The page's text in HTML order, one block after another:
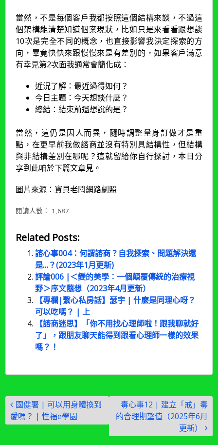
當然，不是每個客戶我都按照這個結構來談，不過這
個架構能清楚知道個案現狀，比如只是來看看跟想談
10次是完全不同的概念，也直接影響我決定探索的方
向，畢竟快快來跟慢慢來是有差別的，如果客戶滿意
有幸見第2次面我通常會簡化成：
近況了解：最近過得如何？
今日主題：今天想談什麼？
總結：結束前還想說的是？
當然，這仍是因人而異，隨時調整量身訂做才是重
點，在更早前我做諮商並沒有特別具結構性，但結構
與非結構差別在哪呢？這就留給你自行探討，本日分
享到此咱於下篇文章見。
圖片來源：寶貝老闆網路劇照
閱讀人數： 1,687
Related Posts:
諮心事004：何謂諮商？自我探索、問題解決還
是…？(2023年1月更新)
評論006 |＜變的美學︰一個顛覆傳統的治療視
野＞序文隨想（2023年4月更新）
【專欄|繫心私房話】瑟宇 | 什麼是同理心呀？
可以吃嗎？ | 上
【諮商迷思】「你不用找心理師啦！跟我聊就好
了」，跟朋友聊天能得到跟看心理師一樣的效果
嗎？！
文
章
導
國健署 | 可以用身體換到
愛嗎？ | 性福e學園
毒心事12 | 建立「戒」毒
的合理期望值（2025年6月
更新）